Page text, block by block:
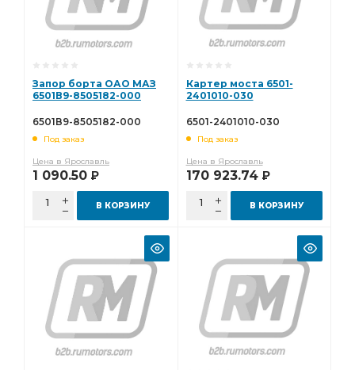
Запор борта ОАО МАЗ
6501В9-8505182-000
6501В9-8505182-000
Под заказ
Цена в Ярославль
1 090.50 Р
В КОРЗИНУ
Картер моста 6501-
2401010-030
6501-2401010-030
Под заказ
Цена в Ярославль
170 923.74 Р
В КОРЗИНУ